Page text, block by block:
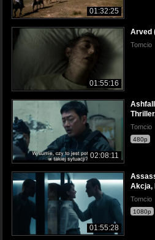
01:32:25
01:55:16
Arved
Tomcio
02:08:11
Tomcio
480p
01:55:28
Akcja,
Tomcio
1080p